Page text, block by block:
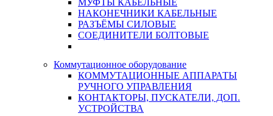
МУФТЫ КАБЕЛЬНЫЕ
НАКОНЕЧНИКИ КАБЕЛЬНЫЕ
РАЗЪЁМЫ СИЛОВЫЕ
СОЕДИНИТЕЛИ БОЛТОВЫЕ
Коммутационное оборудование
КОММУТАЦИОННЫЕ АППАРАТЫ
РУЧНОГО УПРАВЛЕНИЯ
КОНТАКТОРЫ, ПУСКАТЕЛИ, ДОП.
УСТРОЙСТВА